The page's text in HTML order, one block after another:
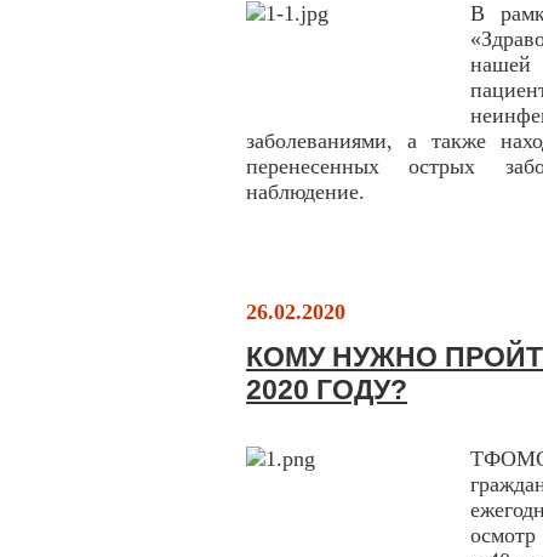
В
нашей
заболеваниями, а также
перенесенных острых
наблюдение.
26.02.2020
КОМУ НУЖНО
2020 ГОДУ?